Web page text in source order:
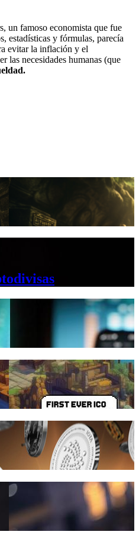
un famoso economista que fue
estadísticas y fórmulas, parecía
evitar la inflación y el
las necesidades humanas (que